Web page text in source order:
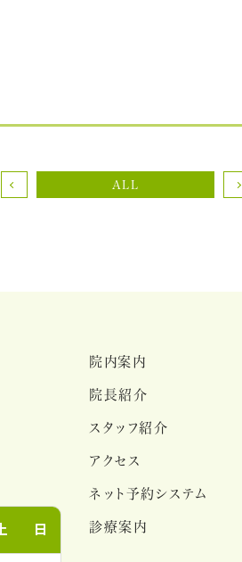
ALL
日
院内案内
院長紹介
スタッフ紹介
アクセス
ネット予約システム
診療案内